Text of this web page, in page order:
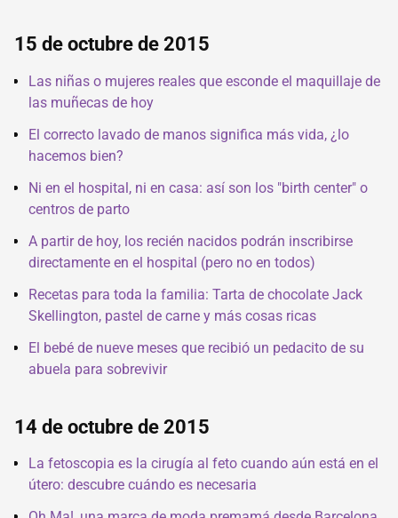
15 de octubre de 2015
Las niñas o mujeres reales que esconde el maquillaje de
las muñecas de hoy
El correcto lavado de manos significa más vida, ¿lo
hacemos bien?
Ni en el hospital, ni en casa: así son los "birth center" o
centros de parto
A partir de hoy, los recién nacidos podrán inscribirse
directamente en el hospital (pero no en todos)
Recetas para toda la familia: Tarta de chocolate Jack
Skellington, pastel de carne y más cosas ricas
El bebé de nueve meses que recibió un pedacito de su
abuela para sobrevivir
14 de octubre de 2015
La fetoscopia es la cirugía al feto cuando aún está en el
útero: descubre cuándo es necesaria